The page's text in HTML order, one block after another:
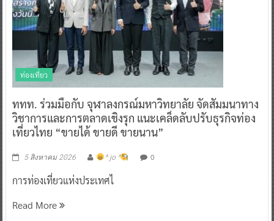
ท่องเที่ยว
ททท. ร่วมมือกับ จุฬาลงกรณ์มหาวิทยาลัย จัดสัมมนาทาง
วิชาการและการตลาดเชิงรุก แนะเคล็ดลับปรับธุรกิจท่อง
เที่ยวไทย “ขายได้ ขายดี ขายนาน”
5 สิงหาคม 2026 ^ jo ^ 0
การท่องเที่ยวแห่งประเทศไ
Read More